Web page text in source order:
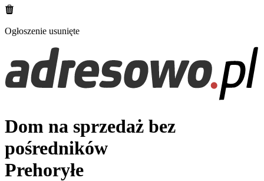
Ogłoszenie usunięte
Dom na sprzedaż bez
pośredników
Prehoryłe